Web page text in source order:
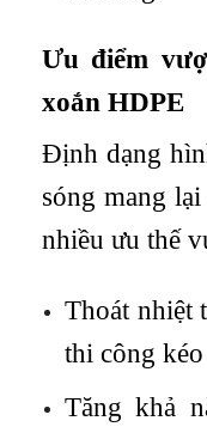
Ưu điểm
xoắn HDPE
Định dạng
sóng mang
nhiều ưu thế
Thoát nhiệt
thi công kéo
Tăng khả